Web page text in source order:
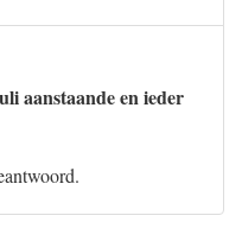
aanstaande en ieder